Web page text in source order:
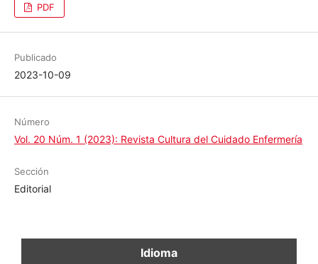
2023-10-09
Vol. 20 Núm. 1 (2023): Revista Cultura del Cuidado
Enfermería
Sección
Editorial
Idioma